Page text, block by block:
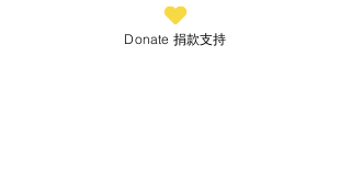
關於生育權我想講….子宮
Donate 捐款支持